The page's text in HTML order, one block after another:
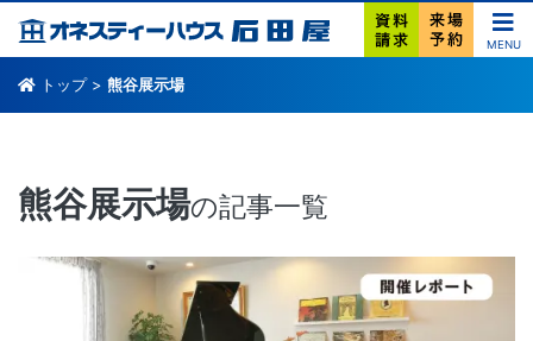
MENU
トップ> 熊谷展示場
熊谷展示場の記事一覧